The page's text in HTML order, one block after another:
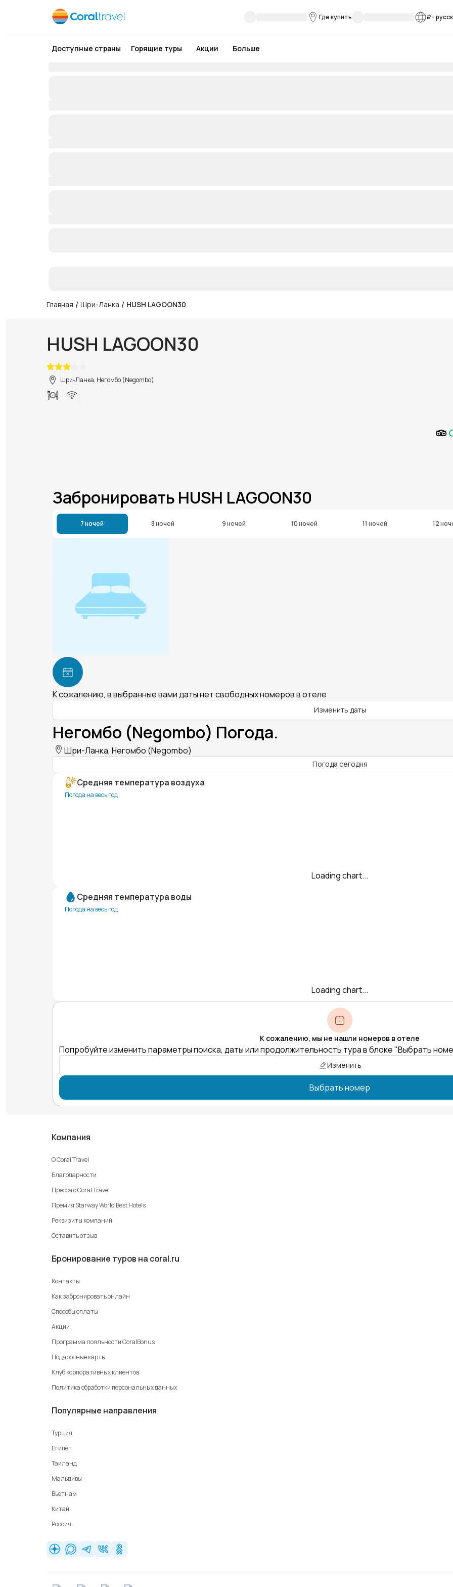
Где купить ₽-
Доступные страны Горящие туры Акции Больше
Главная / Шри-Ланка / HUSH LAGOON30
HUSH LAGOON30
Шри-Ланка, Негомбо (Negombo)
Забронировать HUSH LAGOON30
7 ночей 8 ночей 9 ночей 10 ночей 11 ночей 12
К сожалению, в выбранные вами даты нет свободных номеров в отеле
Изменить даты
Негомбо (Negombo) Погода.
Шри-Ланка, Негомбо (Negombo)
Погода сегодня
Средняя температура воздуха
Погода на весь год
Loading chart...
Средняя температура воды
Погода на весь год
Loading chart...
К сожалению, мы не нашли номеров в отеле
Попробуйте изменить параметры поиска, даты или продолжительность тура в блоке "Выбрать
Изменить
Выбрать номер
Компания
О Coral Travel
Благодарности
Пресса о Coral Travel
Премия Starway World Best Hotels
Реквизиты компаний
Оставить отзыв
Бронирование туров на coral.ru
Контакты
Как забронировать онлайн
Способы оплаты
Акции
Программа лояльности CoralBonus
Подарочные карты
Клуб корпоративных клиентов
Политика обработки персональных данных
Популярные направления
Турция
Египет
Таиланд
Мальдивы
Вьетнам
Китай
Россия